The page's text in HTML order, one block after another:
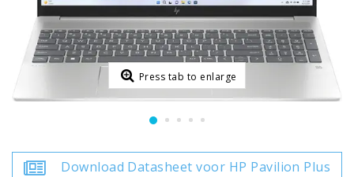
Press tab to enlarge
Download Datasheet voor HP Pavilion Plus